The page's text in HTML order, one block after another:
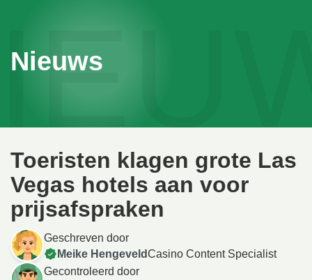
Nieuws
Toeristen klagen grote Las
Vegas hotels aan voor
prijsafspraken
Geschreven door
Meike HengeveldCasino Content Specialist
Gecontroleerd door